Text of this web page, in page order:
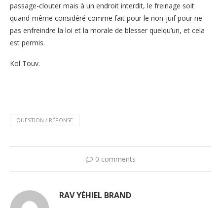
passage-clouter mais à un endroit interdit, le freinage soit
quand-même considéré comme fait pour le non-juif pour ne
pas enfreindre la loi et la morale de blesser quelqu’un, et cela
est permis.
Kol Touv.
QUESTION / RÉPONSE
0 comments
RAV YÉHIEL BRAND